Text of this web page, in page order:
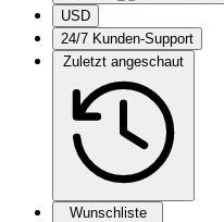
USD
24/7 Kunden-Support
Zuletzt angeschaut
Wunschliste